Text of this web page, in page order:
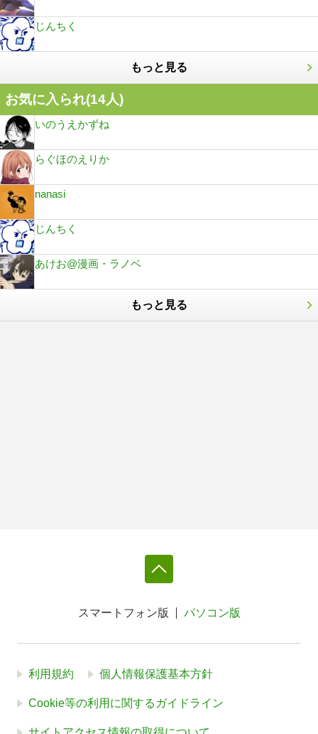
じんちく
もっと見る
お気に入られ(14人)
いのうえかずね
らぐほのえりか
nanasi
じんちく
あけお@漫画・ラノベ
もっと見る
スマートフォン版 パソコン版
利用規約 個人情報保護基本方針
Cookie等の利用に関するガイドライン